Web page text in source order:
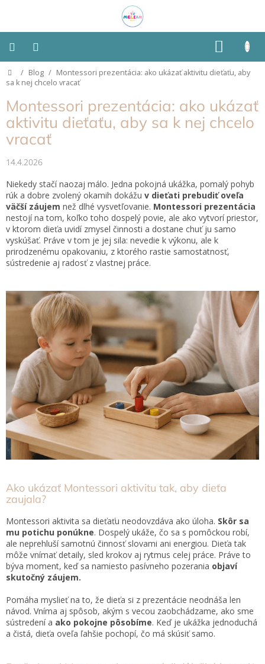
KOŠÍK
Montessori
Detská
izba
Senzorické
Hračky
podľa
typu
Hračky
podľa
vlastností
podľa
veku
Hračky
príležitosti
Značky
Senzorický
raj
Prihlásenie
Domov
/ Blog / Montessori prezentácia: ako ukázať aktivitu dieťaťu, aby
sa k nej chcelo vracať
Montessori prezentácia: ako ukázať
aktivitu dieťaťu, aby sa k nej chcelo
vracať
14.4.2026
Niekedy stačí naozaj málo. Jedna pokojná ukážka, pomalý pohyb
rúk a dobre zvolený okamih dokážu v dieťati prebudiť oveľa
väčší záujem než dlhé vysvetľovanie. Montessori prezentácia
nestojí na tom, koľko toho dospelý povie, ale ako vytvorí priestor,
v ktorom dieťa uvidí zmysel činnosti a dostane chuť ju samo
vyskúšať. Práve v tom je jej sila: nevedie k výkonu, ale k
prirodzenému opakovaniu, z ktorého rastie samostatnosť,
sústredenie aj radosť z vlastnej práce.
Ako ukázať Montessori aktivitu tak, aby dieťa
zaujala?
Montessori aktivita sa dieťaťu neodovzdáva ako úloha. Skôr sa
mu potichu ponúkne. Dospelý ukáže, čo sa s pomôckou robí,
ale neprehluší samotnú činnosť slovami ani energiou. Dieťa tak
môže vnímať detaily, sled krokov aj rytmus celej práce. Práve to
býva moment, keď sa namiesto pasívneho pozerania objaví
skutočný záujem.
Pomáha myslieť na to, že dieťa si z prezentácie neodnáša len
návod. Vníma aj spôsob, akým s vecou zaobchádzame, ako sme
sústredení a ako pokojne pôsobíme. Keď je ukážka jednoduchá
a čistá, dieťa oveľa ľahšie pochopí, čo má skúsiť samo.